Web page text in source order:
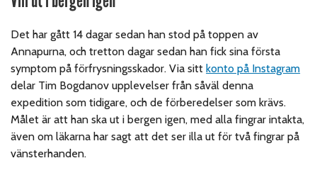
Det har gått 14 dagar sedan han stod på toppen av
Annapurna, och tretton dagar sedan han fick sina första
symptom på förfrysningsskador. Via sittkonto på Instagram
delar Tim Bogdanov upplevelser från såväl denna
expedition som tidigare, och de förberedelser som krävs.
Målet är att han ska ut i bergen igen, med alla fingrar intakta,
även om läkarna har sagt att det ser illa ut för två fingrar på
vänsterhanden.